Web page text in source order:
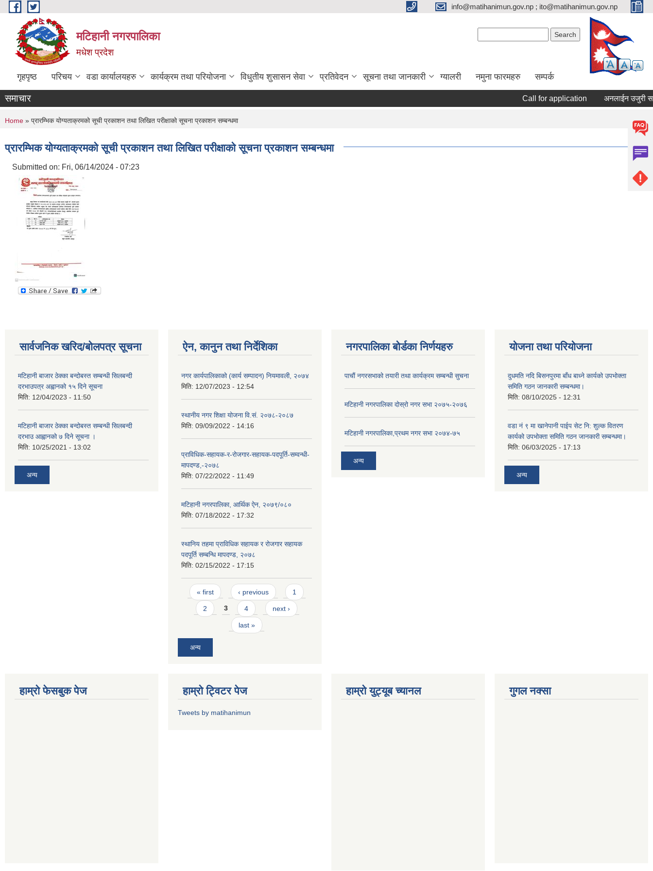
Skip to main content info@matihanimun.gov.np ; ito@matihanimun.gov.np
मटिहानी नगरपालिका
मधेश प्रदेश
गृहपृष्ठ परिचय वडा कार्यालयहरु कार्यक्रम तथा परियोजना विधुतीय शुसासन सेवा प्रतिवेदन सूचना तथा जानकारी ग्यालरी नमुना फारमहरु सम्पर्क
समाचार Call for application अनलाईन उजुरी
You are here
Home » प्रारम्भिक योग्यताक्रमको सूची प्रकाशन तथा लिखित परीक्षाको सूचना प्रकाशन सम्बन्धमा
प्रारम्भिक योग्यताक्रमको सूची प्रकाशन तथा लिखित परीक्षाको सूचना प्रकाशन सम्बन्धमा
Submitted on: Fri, 06/14/2024 - 07:23
सार्वजनिक खरिद/बोलपत्र सूचना
मटिहानी बाजार ठेक्का बन्दोबस्त सम्बन्धी सिलबन्दी
दरभाउपत्र अह्वानको १५ दिने सूचना
मिति: 12/04/2023 - 11:50
मटिहानी बाजार ठेक्का बन्दोबस्त सम्बन्धी सिलबन्दी
दरभाउ आह्वानको ७ दिने सूचना ।
मिति: 10/25/2021 - 13:02
अन्य
ऐन, कानुन तथा निर्देशिका
नगर कार्यपालिकाको (कार्य सम्पादन) नियमावली, २०७४
मिति: 12/07/2023 - 12:54
स्थानीय नगर शिक्षा योजना वि‍.सं. २०७८-२०८७
मिति: 09/09/2022 - 14:16
प्राविधिक-सहायक-र-रोजगार-सहायक-पदपूर्ति-सम्वन्धी-
मापदण्ड,-२०७८
मिति: 07/22/2022 - 11:49
मटिहानी नगरपालिका, आर्थिक ऐन, २०७९/०८०
मिति: 07/18/2022 - 17:32
स्थानिय तहमा प्राविधिक सहायक र रोजगार सहायक
पदपूर्ति सम्बन्धि मापदण्ड, २०७८
मिति: 02/15/2022 - 17:15
Pages
« first ‹ previous 1
2 3 4 next ›
last »
अन्य
नगरपालिका बोर्डका निर्णयहरु
पाचाैं नगरसभाको तयारी तथा कार्यक्रम सम्बन्धी सुचना
मटिहानी नगरपालिका दोस्रो नगर सभा २०७५-२०७६
मटिहानी नगरपालिका,प्रथम नगर सभा २०७४-७५
अन्य
योजना तथा परियोजना
दुधमति नदि बिसनपुरमा बाँध बाध्ने कार्यको उपभोक्ता
समिति गठन जानकारी सम्बन्धमा।
मिति: 08/10/2025 - 12:31
वडा नं ९ मा खानेपानी पाईप सेट नि: शुल्क वितरण
कार्यको उपभोक्ता समिति गठन जानकारी सम्बन्धमा।
मिति: 06/03/2025 - 17:13
अन्य
हाम्राे फेसबुक पेज हाम्राे ट्विटर पेज
Tweets by matihanimun
हाम्रो युट्यूब च्यानल गुगल नक्सा